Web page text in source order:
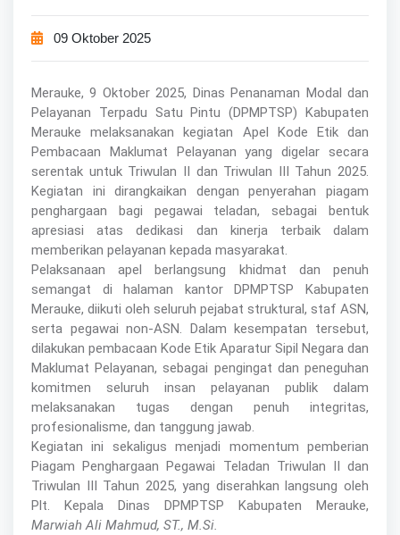
09 Oktober 2025
Merauke, 9 Oktober 2025, Dinas Penanaman Modal dan
Pelayanan Terpadu Satu Pintu (DPMPTSP) Kabupaten
Merauke melaksanakan kegiatan Apel Kode Etik dan
Pembacaan Maklumat Pelayanan yang digelar secara
serentak untuk Triwulan II dan Triwulan III Tahun 2025.
Kegiatan ini dirangkaikan dengan penyerahan piagam
penghargaan bagi pegawai teladan, sebagai bentuk
apresiasi atas dedikasi dan kinerja terbaik dalam
memberikan pelayanan kepada masyarakat.
Pelaksanaan apel berlangsung khidmat dan penuh
semangat di halaman kantor DPMPTSP Kabupaten
Merauke, diikuti oleh seluruh pejabat struktural, staf ASN,
serta pegawai non-ASN. Dalam kesempatan tersebut,
dilakukan pembacaan Kode Etik Aparatur Sipil Negara dan
Maklumat Pelayanan, sebagai pengingat dan peneguhan
komitmen seluruh insan pelayanan publik dalam
melaksanakan tugas dengan penuh integritas,
profesionalisme, dan tanggung jawab.
Kegiatan ini sekaligus menjadi momentum pemberian
Piagam Penghargaan Pegawai Teladan Triwulan II dan
Triwulan III Tahun 2025, yang diserahkan langsung oleh
Plt. Kepala Dinas DPMPTSP Kabupaten Merauke,
Marwiah Ali Mahmud, ST., M.Si.